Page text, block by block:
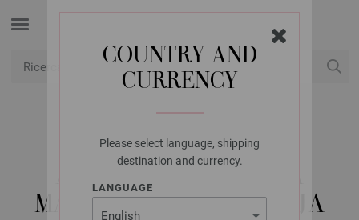
COUNTRY AND
CURRENCY
Please select language, shipping
destination and currency.
LANGUAGE
LANA GROSSA
AGO CIRCOLARE DA
MAGLIA FAGGIO (TANJA